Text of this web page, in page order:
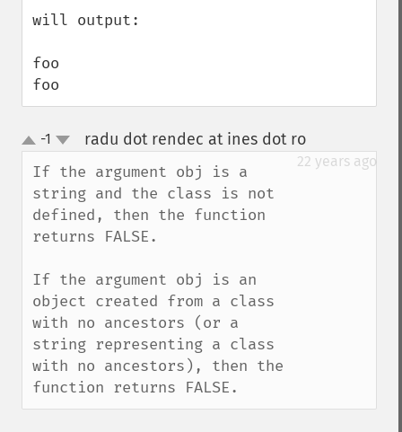
will output:
foo
foo
up
down
-1 radu dot rendec at ines dot ro¶
22 years ago
If the argument obj is a
string and the class is not
defined, then the function
returns FALSE.
If the argument obj is an
object created from a class
with no ancestors (or a
string representing a class
with no ancestors), then the
function returns FALSE.